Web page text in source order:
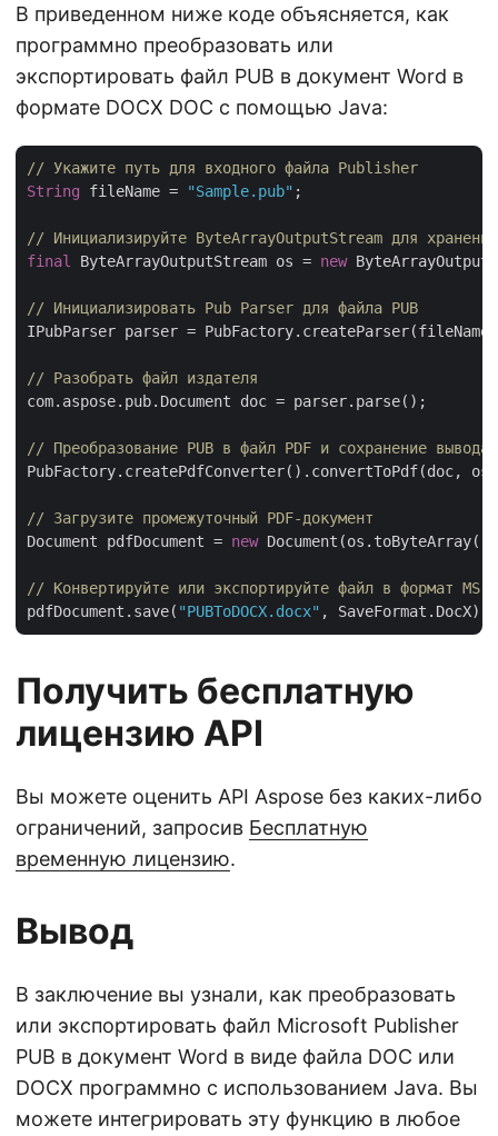
В приведенном ниже коде объясняется, как
программно преобразовать или
экспортировать файл PUB в документ Word в
формате DOCX DOC с помощью Java:
// Укажите путь для входного файла Publisher
String fileName = "Sample.pub" ;
// Инициализируйте ByteArrayOutputStream для
final
ByteArrayOutputStream os = new
// Инициализировать Pub Parser для файла PUB
IPubParser parser =
// Разобрать файл издателя
com.aspose.pub.Document doc = parser.parse();
// Преобразование PUB в файл PDF и сохранение вывода
PubFactory.createPdfConverter().convertToPdf(doc,
// Загрузите промежуточный PDF-документ
Document pdfDocument = new
// Конвертируйте или экспортируйте файл в формат MS
pdfDocument.save( "PUBToDOCX.docx"
Получить бесплатную
лицензию API
Вы можете оценить API Aspose без каких-либо
ограничений, запросив Бесплатную
временную лицензию.
Вывод
В заключение вы узнали, как преобразовать
или экспортировать файл Microsoft Publisher
PUB в документ Word в виде файла DOC или
DOCX программно с использованием Java. Вы
можете интегрировать эту функцию в любое